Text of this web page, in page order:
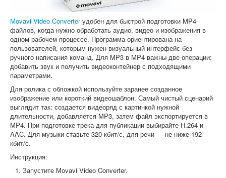
Movavi Video Converterудобен для быстрой подготовки MP4-
файлов, когда нужно обработать аудио, видео и изображения в
одном рабочем процессе. Программа ориентирована на
пользователей, которым нужен визуальный интерфейс без
ручного написания команд. Для MP3 в MP4 важны две операции:
добавить звук и получить видеоконтейнер с подходящими
параметрами.
Для ролика с обложкой используйте заранее созданное
изображение или короткий видеошаблон. Самый чистый сценарий
выглядит так: создается видеоряд с картинкой нужной
длительности, добавляется MP3, затем файл экспортируется в
MP4. При подготовке трека для публикации выбирайте H.264 и
AAC. Для музыки ставьте 320 кбит/с, для речи — не ниже 192
кбит/с.
Инструкция:
Запустите Movavi Video Converter.